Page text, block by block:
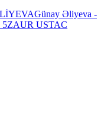
Günay Əliyeva -
5ZAUR USTAC